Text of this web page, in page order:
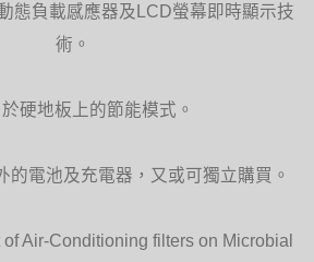
態負載感應器及LCD螢幕即時顯示技
術。
硬地板上的節能模式。
的電池及充電器，又或可獨立購買。
Air-Conditioning filters on Microbial